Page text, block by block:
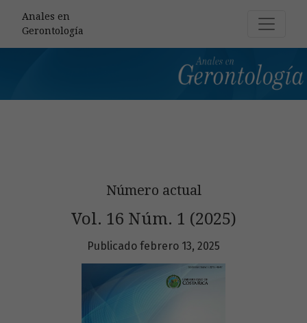
Anales en Gerontología
Anales en
Gerontología
Número actual
Vol. 16 Núm. 1 (2025)
Publicado febrero 13, 2025